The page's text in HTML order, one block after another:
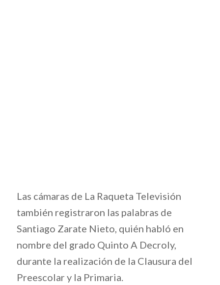
Las cámaras de La Raqueta Televisión
también registraron las palabras de
Santiago Zarate Nieto, quién habló en
nombre del grado Quinto A Decroly,
durante la realización de la Clausura del
Preescolar y la Primaria.